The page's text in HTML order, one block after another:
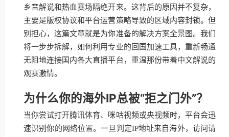
乡音解说和热血赛场隔绝开来。这背后的原因并不复杂，
主要是版权协议和平台运营策略导致的区域内容封锁。但
别担心，这篇文章就是为你准备的解决方案全景图。我们
将一步步拆解，如何利用专业的回国加速工具，重新畅通
无阻地连接国内各大直播平台，重温那份带着中文解说的
观赛激情。
为什么你的海外IP总被“拒之门外”？
当你尝试打开腾讯体育、咪咕视频或央视频时，平台会迅
速识别你的网络位置。一旦判定IP地址来自海外，访问请